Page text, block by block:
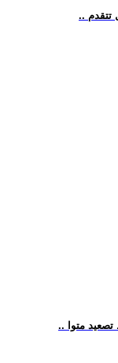
تتقدم
متوا